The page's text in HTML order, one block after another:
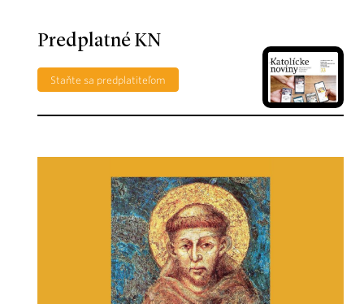
Predplatné KN
Staňte sa predplatiteľom